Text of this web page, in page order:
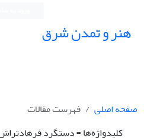
هنر و تمدن شرق
صفحه اصلی
فهرست مقالات
کلیدواژه‌ها =دستگرد